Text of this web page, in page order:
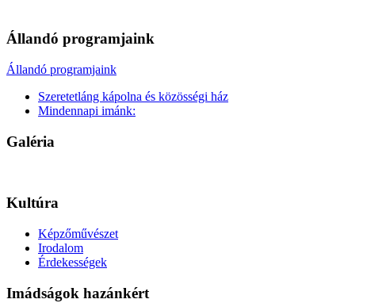
Állandó programjaink
Állandó programjaink
Szeretetláng kápolna és közösségi ház
Mindennapi imánk:
Galéria
Kultúra
Képzőművészet
Irodalom
Érdekességek
Imádságok hazánkért